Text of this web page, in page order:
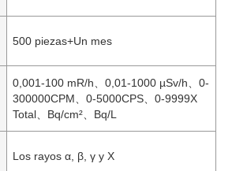
500 piezas+Un mes
0,001-100 mR/h、0,01-1000 µSv/h、0-
300000CPM、0-5000CPS、0-9999X
Total、Bq/cm²、Bq/L
Los rayos α, β, γ y Χ